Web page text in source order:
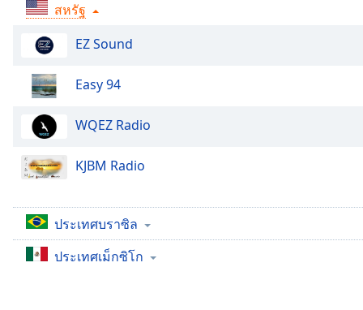
Descriptions
descriptions
selected
Subtitles
subtitles
settings,
opens
settings
dialog
subtitles
off
สหรัฐ
EZ Sound
Easy 94
WQEZ Radio
KJBM Radio
ประเทศบราซิล
ประเทศเม็กซิโก